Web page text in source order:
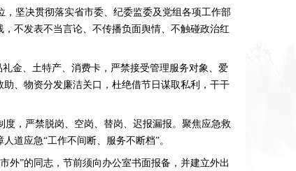
坚决贯彻落实省市委、纪委监委及党组各项工作部
不发表不当言论、不传播负面舆情、不触碰政治红
金、土特产、消费卡，严禁接受管理服务对象、爱
、物资分发廉洁关口，杜绝借节日谋取私利，干干
，严禁脱岗、空岗、替岗、迟报漏报。聚焦应急救
道应急“工作不间断、服务不断档”。
外”的同志，节前须向办公室书面报备，并建立外出